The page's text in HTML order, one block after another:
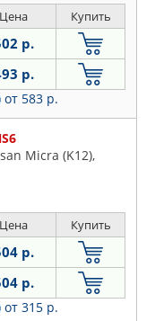
Цена Купить
р.
р.
от 583 р.
Micra (K12),
Цена Купить
р.
р.
от 315 р.